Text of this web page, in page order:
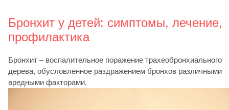
Бронхит у детей: симптомы, лечение,
профилактика
Бронхит – воспалительное поражение трахеобронхиального
дерева, обусловленное раздражением бронхов различными
вредными факторами.